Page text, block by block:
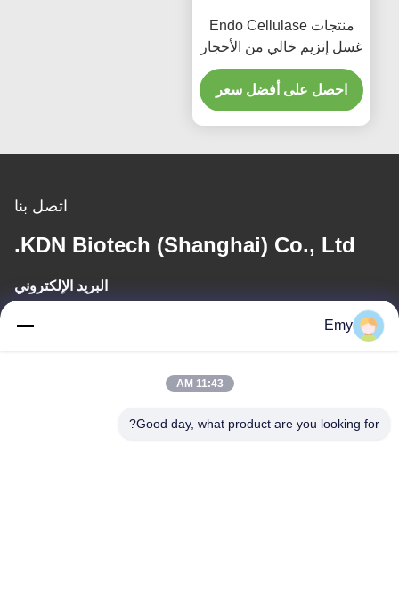
منتجات Endo Cellulase
غسل إنزيم خالي من الأحجار
لمستشفى الجينز المنزلي
احصل على أفضل سعر
اتصل بنا
KDN Biotech (Shanghai) Co., Ltd.
البريد الإلكتروني
panxy@vlandgroup.com
Emy
11:43 AM
Good day, what product are you looking for?